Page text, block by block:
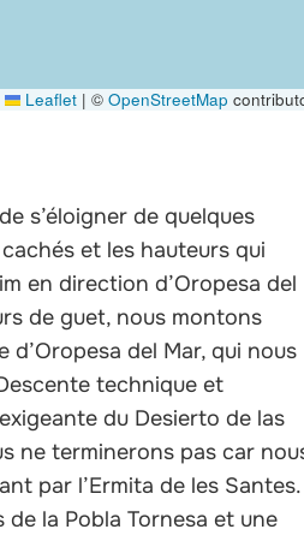
Leaflet | ©OpenStreetMap
s’éloigner de quelques
et les hauteurs qui
en direction d’Oropesa del
de guet, nous montons
del Mar, qui nous
technique et
du Desierto de las
ne terminerons pas car
par l’Ermita de les Santes.
la Pobla Tornesa et une